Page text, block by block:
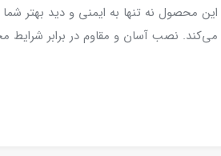
این محصول نه تنها به ایمنی و دید بهتر
می‌کند. نصب آسان و مقاوم در برابر شرایط